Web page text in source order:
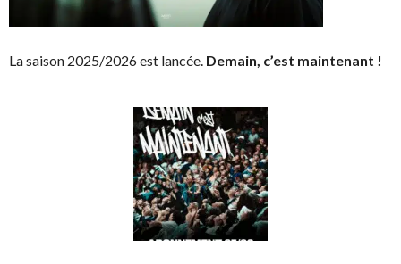
La saison 2025/2026 est lancée. Demain, c’est maintenant !